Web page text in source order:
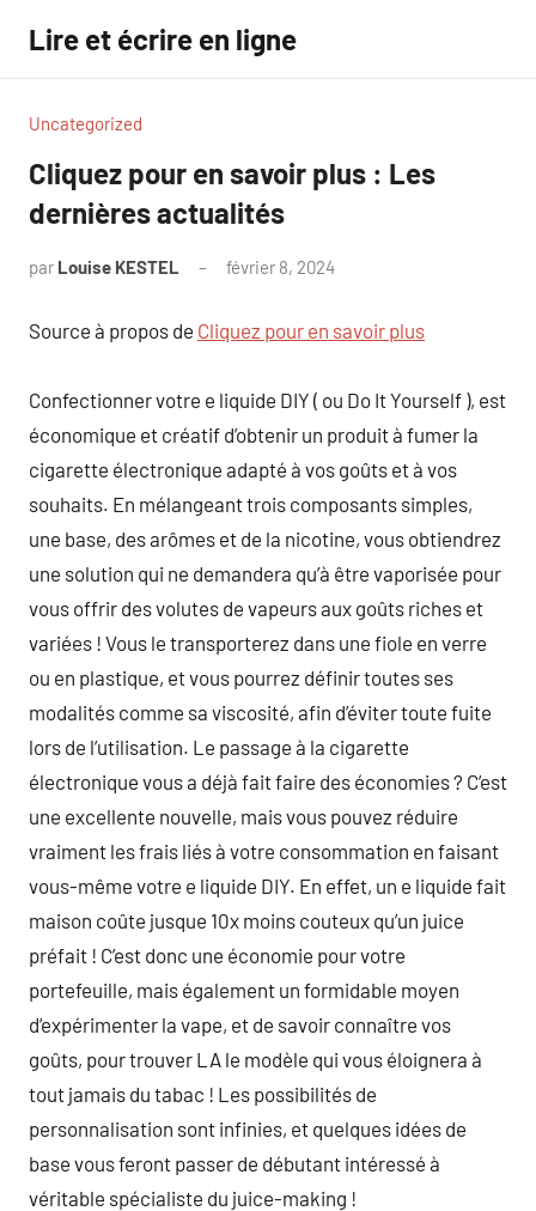
contenu
Lire et écrire en ligne
Uncategorized
Cliquez pour en savoir plus : Les
dernières actualités
par Louise KESTEL février 8, 2024
Source à propos de Cliquez pour en savoir plus
Confectionner votre e liquide DIY ( ou Do It Yourself ), est
économique et créatif d’obtenir un produit à fumer la
cigarette électronique adapté à vos goûts et à vos
souhaits. En mélangeant trois composants simples,
une base, des arômes et de la nicotine, vous obtiendrez
une solution qui ne demandera qu’à être vaporisée pour
vous offrir des volutes de vapeurs aux goûts riches et
variées ! Vous le transporterez dans une fiole en verre
ou en plastique, et vous pourrez définir toutes ses
modalités comme sa viscosité, afin d’éviter toute fuite
lors de l’utilisation. Le passage à la cigarette
électronique vous a déjà fait faire des économies ? C’est
une excellente nouvelle, mais vous pouvez réduire
vraiment les frais liés à votre consommation en faisant
vous-même votre e liquide DIY. En effet, un e liquide fait
maison coûte jusque 10x moins couteux qu’un juice
préfait ! C’est donc une économie pour votre
portefeuille, mais également un formidable moyen
d’expérimenter la vape, et de savoir connaître vos
goûts, pour trouver LA le modèle qui vous éloignera à
tout jamais du tabac ! Les possibilités de
personnalisation sont infinies, et quelques idées de
base vous feront passer de débutant intéressé à
véritable spécialiste du juice-making !